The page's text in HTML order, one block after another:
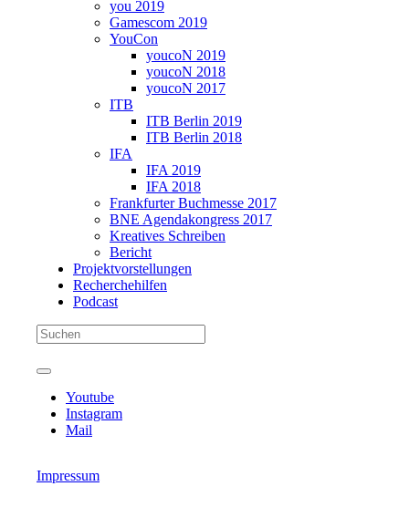
you 2019
Gamescom 2019
YouCon
youcoN 2019
youcoN 2018
youcoN 2017
ITB
ITB Berlin 2019
ITB Berlin 2018
IFA
IFA 2019
IFA 2018
Frankfurter Buchmesse 2017
BNE Agendakongress 2017
Kreatives Schreiben
Bericht
Projektvorstellungen
Recherchehilfen
Podcast
Youtube
Instagram
Mail
Impressum